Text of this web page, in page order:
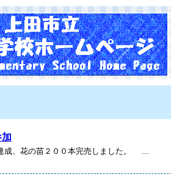
成、花の苗２００本完売しました。 ...